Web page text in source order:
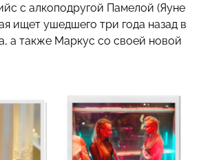
с алкоподругой Памелой (Яуне
ищет ушедшего три года назад в
а также Маркус со своей новой